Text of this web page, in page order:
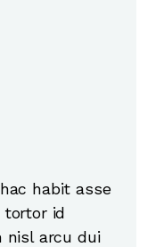
habit asse
id
nisl arcu dui